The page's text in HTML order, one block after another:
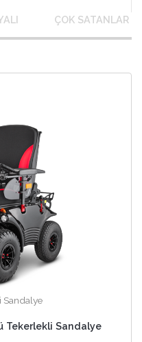
ÇOK SATANLAR
Sandalye
Tekerlekli Sandalye